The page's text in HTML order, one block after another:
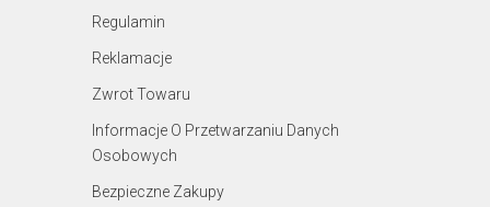
Regulamin
Reklamacje
Zwrot Towaru
Informacje O Przetwarzaniu Danych
Osobowych
Bezpieczne Zakupy